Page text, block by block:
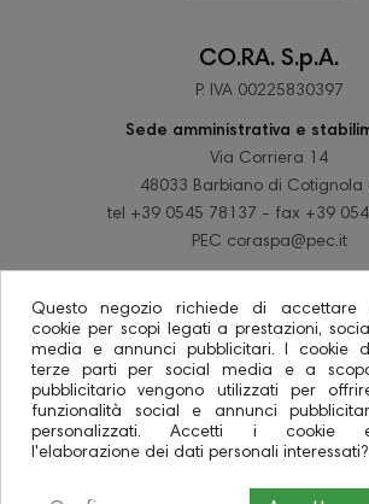
CO.RA. S.p.A.
P. IVA 00225830397
Sede amministrativa e
Via Corriera 14
48033 Barbiano di Cotignola
tel +39 0545 78137 - fax +39
PEC coraspa@pec.it
Questo negozio richiede di accettare
cookie per scopi legati a prestazioni,
media e annunci pubblicitari. I cookie
terze parti per social media e a
pubblicitario vengono utilizzati per
funzionalità social e annunci
personalizzati. Accetti i cookie
l'elaborazione dei dati personali interessati?